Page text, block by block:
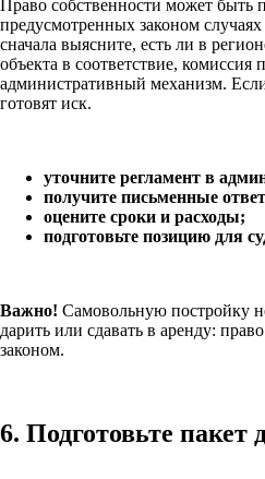
Право собственности может быть
предусмотренных законом
сначала выясните, есть ли в
объекта в соответствие,
административный механизм.
готовят иск.
уточните регламент в
получите письменные
оцените сроки и расходы;
подготовьте позицию для
Важно! Самовольную постройку
дарить или сдавать в аренду:
законом.
6. Подготовьте пакет